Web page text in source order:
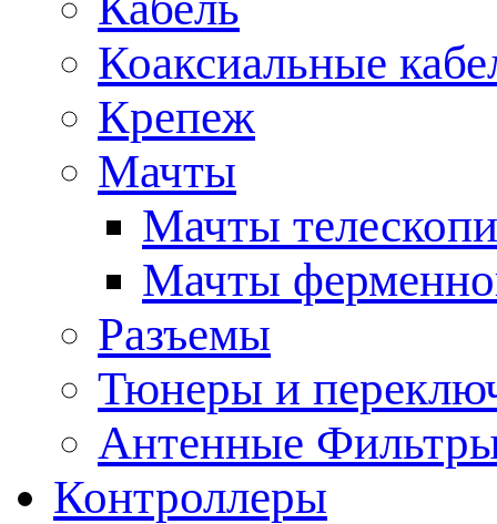
Коаксиальные
Крепеж
Мачты
Мачты
Мачты
Разъемы
Тюнеры и
Антенные
Контроллеры